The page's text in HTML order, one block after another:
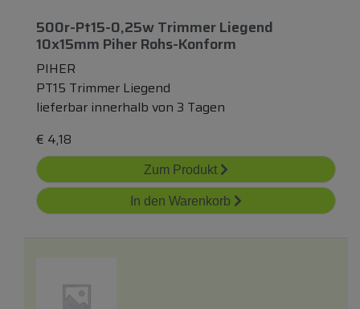
500r-Pt15-0,25w Trimmer Liegend
10x15mm Piher Rohs-Konform
PIHER
PT15 Trimmer Liegend
lieferbar innerhalb von 3 Tagen
€ 4,18
Zum Produkt
In den Warenkorb